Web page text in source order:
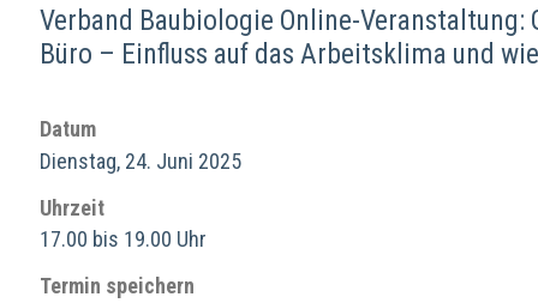
Verband Baubiologie Online-
Büro – Einfluss auf das Arbeitsklima und
Datum
Dienstag, 24. Juni 2025
Uhrzeit
17.00 bis 19.00 Uhr
Termin speichern